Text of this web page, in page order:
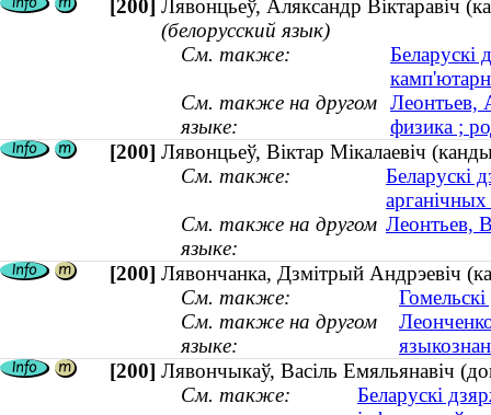
[200] Лявонцьеў, Аляксандр Віктаравіч
(белорусский язык)
См. также:
Беларускі
См. также на другом
языке:
Леонтьев,
физика ;
[200] Лявонцьеў, Віктар Мікалаевіч
См. также:
Беларускі
См. также на другом
языке:
Леонтьев,
[200] Лявончанка, Дзмітрый Андрэевіч
См. также:
См. также на другом
языке:
[200] Лявончыкаў, Васіль Емяльянавіч
См. также:
Беларускі